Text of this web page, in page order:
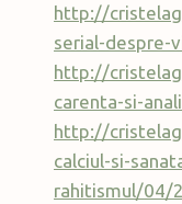
http://
serial-despre-
http://
carenta-si-
http://
calciul-si-
rahitismul/04/